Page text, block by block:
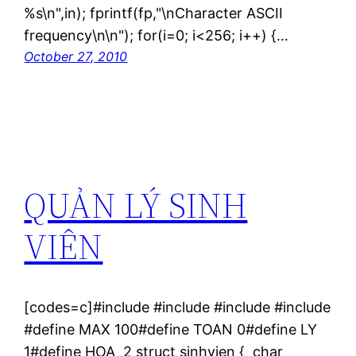
%s\n",in); fprintf(fp,"\nCharacter ASCII
frequency\n\n"); for(i=0; i<256; i++) {…
October 27, 2010
QUẢN LÝ SINH
VIÊN
[codes=c]#include #include #include #include
#define MAX 100#define TOAN 0#define LY
1#define HOA 2 struct sinhvien { char